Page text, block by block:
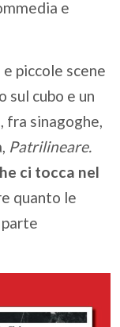
e
piccole scene
sul cubo e un
fra sinagoghe,
Patrilineare.
ci tocca nel
quanto le